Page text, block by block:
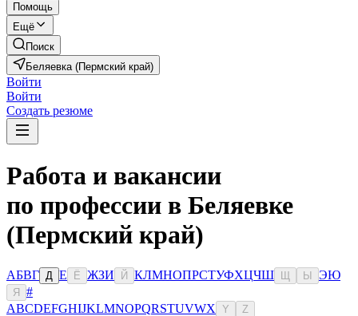
Помощь
Ещё
Поиск
Беляевка (Пермский край)
Войти
Войти
Создать резюме
Работа и вакансии
по профессии в Беляевке
(Пермский край)
АБВГ Д Е Ё ЖЗИ Й КЛМНОПРСТУФХЦЧШ Ы ЭЮ
Я
#
ABCDEFGHIJKLMNOPQRSTUVWX Y Z